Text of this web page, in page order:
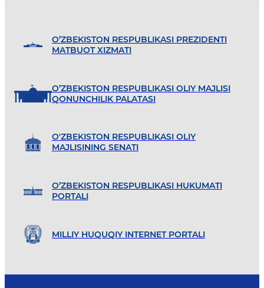
O’ZBEKISTON RESPUBLIKASI PREZIDENTI
MATBUOT XIZMATI
O’ZBEKISTON RESPUBLIKASI OLIY MAJLISI
QONUNCHILIK PALATASI
O'ZBEKISTON RESPUBLIKASI OLIY
MAJLISINING SENATI
O’ZBEKISTON RESPUBLIKASI HUKUMATI
PORTALI
MILLIY HUQUQIY INTERNET PORTALI